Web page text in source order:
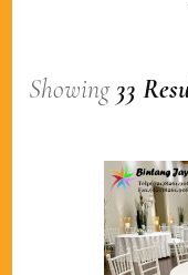
Showing 33